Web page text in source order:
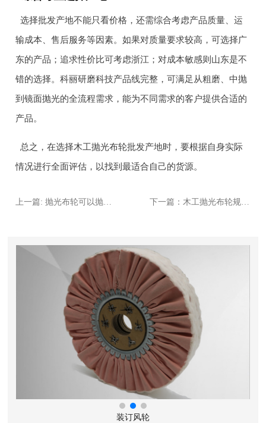
选择批发产地不能只看价格，还需综合考虑产品质量、运
输成本、售后服务等因素。如果对质量要求较高，可选择广
东的产品；追求性价比可考虑浙江；对成本敏感则山东是不
错的选择。科丽研磨科技产品线完整，可满足从粗磨、中抛
到镜面抛光的全流程需求，能为不同需求的客户提供合适的
产品。
总之，在选择木工抛光布轮批发产地时，要根据自身实际
情况进行全面评估，以找到最适合自己的货源。
上一篇: 抛光布轮可以抛光红木吗？实测效果与技巧分享 下一篇：木工抛光布轮规格型号大全：从直径到粒度一次说清
装订风轮